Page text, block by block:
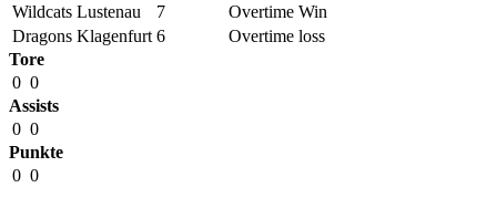
Wildcats Lustenau
7
Overtime Win
Dragons Klagenfurt 6
Overtime loss
Tore
0 0
Assists
0 0
Punkte
0 0